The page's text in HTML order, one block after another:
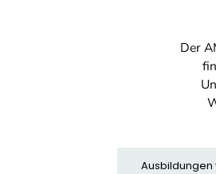
Der
Ausbildungen